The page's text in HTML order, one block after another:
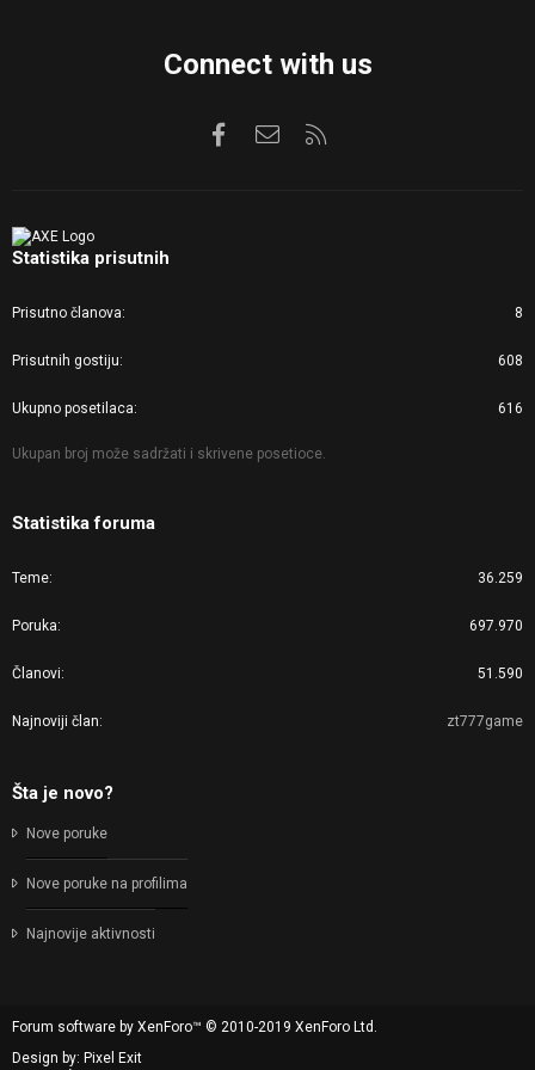
Connect with us
FacebookKontaktirajte nas
Statistika prisutnih
Prisutno članova 8
Prisutnih gostiju 608
Ukupno posetilaca 616
Ukupan broj može sadržati i skrivene posetioce.
Statistika foruma
Teme 36.259
Poruka 697.970
Članovi 51.590
Najnoviji član zt777game
Šta je novo?
Nove poruke
Nove poruke na profilima
Najnovije aktivnosti
Forum software by XenForo™ © 2010-2019 XenForo Ltd.
Design by: Pixel Exit